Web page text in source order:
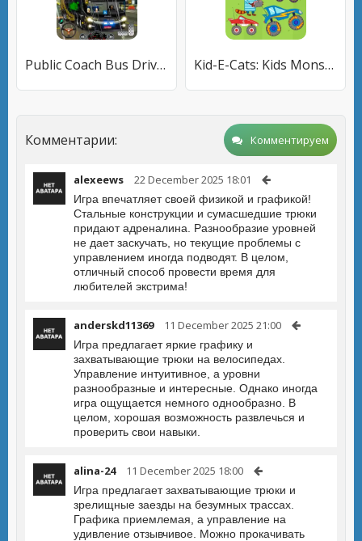
Public Coach Bus Driving Game Kid-E-Cats: Kids Monster Truck
Комментарии: Комментируем
alexeews 22 December 2025 18:01
Игра впечатляет своей физикой и графикой!
Стальные конструкции и сумасшедшие трюки
придают адреналина. Разнообразие уровней
не дает заскучать, но текущие проблемы с
управлением иногда подводят. В целом,
отличный способ провести время для
любителей экстрима!
anderskd11369 11 December 2025 21:00
Игра предлагает яркие графику и
захватывающие трюки на велосипедах.
Управление интуитивное, а уровни
разнообразные и интересные. Однако иногда
игра ощущается немного однообразно. В
целом, хорошая возможность развлечься и
проверить свои навыки.
alina-24 11 December 2025 18:00
Игра предлагает захватывающие трюки и
зрелищные заезды на безумных трассах.
Графика приемлемая, а управление на
удивление отзывчивое. Можно прокачивать